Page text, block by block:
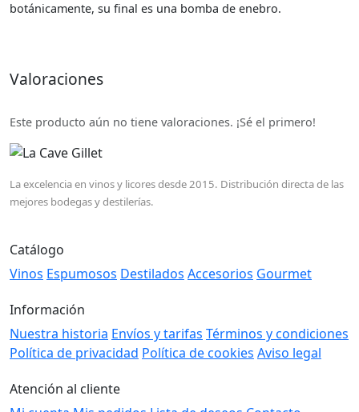
botánicamente, su final es una bomba de enebro.
Valoraciones
Este producto aún no tiene valoraciones. ¡Sé el primero!
La excelencia en vinos y licores desde 2015. Distribución directa de las
mejores bodegas y destilerías.
Catálogo
Vinos Espumosos Destilados Accesorios Gourmet
Información
Nuestra historia Envíos y tarifas Términos y condiciones
Política de privacidad Política de cookies Aviso legal
Atención al cliente